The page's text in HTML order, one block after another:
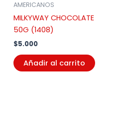
AMERICANOS
MILKYWAY CHOCOLATE
50G (1408)
$5.000
Añadir al carrito